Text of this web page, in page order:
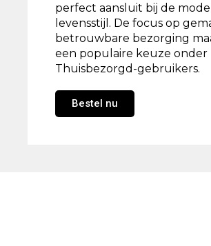
perfect aansluit bij de
levensstijl. De focus op
betrouwbare bezorging
een populaire keuze onder
Thuisbezorgd-gebruikers.
Bestel nu